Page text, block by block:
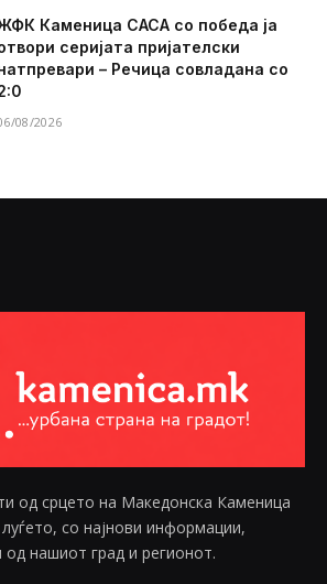
Каменица САСА со победа ја
серијата пријателски
– Речица совладана со
08/2026
од срцето на Македонска Каменица
со најнови информации,
од нашиот град и регионот.